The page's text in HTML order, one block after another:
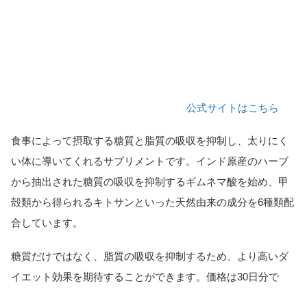
公式サイトはこちら
食事によって摂取する糖質と脂質の吸収を抑制し、太りにく
い体に導いてくれるサプリメントです。インド原産のハーブ
から抽出された糖質の吸収を抑制するギムネマ酸を始め、甲
殻類から得られるキトサンといった天然由来の成分を6種類配
合しています。
糖質だけではなく、脂質の吸収を抑制するため、より高いダ
イエット効果を期待することができます。価格は30日分で